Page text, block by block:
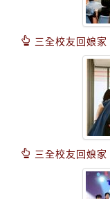
三全校友回娘家
三全校友回娘家